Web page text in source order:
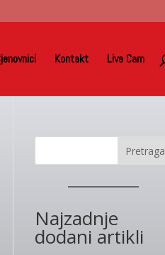
Kontakt Live Cam
Pretraga
Najzadnje
dodani artikli